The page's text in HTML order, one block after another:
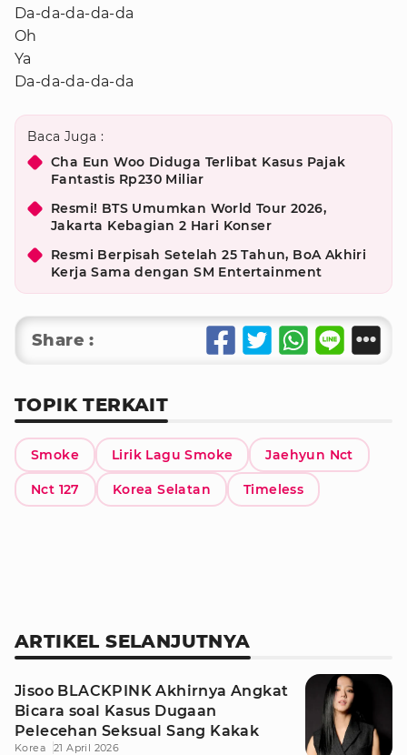
Da-da-da-da-da
Oh
Ya
Da-da-da-da-da
Baca Juga :
Cha Eun Woo Diduga Terlibat Kasus Pajak
Fantastis Rp230 Miliar
Resmi! BTS Umumkan World Tour 2026,
Jakarta Kebagian 2 Hari Konser
Resmi Berpisah Setelah 25 Tahun, BoA Akhiri
Kerja Sama dengan SM Entertainment
Share :
TOPIK TERKAIT
Smoke Lirik Lagu Smoke Jaehyun Nct
Nct 127 Korea Selatan Timeless
ARTIKEL SELANJUTNYA
Jisoo BLACKPINK Akhirnya Angkat
Bicara soal Kasus Dugaan
Pelecehan Seksual Sang Kakak
Korea 21 April 2026